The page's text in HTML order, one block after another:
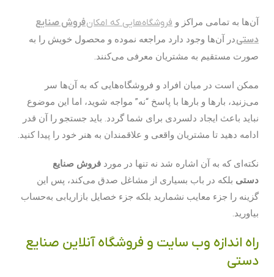
آن‌ها به تمامی مراکز و فروشگاه‌هایی که امکانفروش صنایع
دستیدر آن‌‌ها وجود دارد مراجعه نموده و محصول خویش را به
صورت مستقیم به مشتریان معرفی می‌کنند.
ممکن است در میان افراد و فروشگاه‌هایی که به آن‌ها سر
می‌زنید، بارها و بارها با پاسخ “نه” مواجه شوید، اما این موضوع
نباید باعث ایجاد دلسردی برای شما گردد. باید جستجو را آن قدر
ادامه دهید تا مشتریان واقعی و علاقمندان به هنر خود را پیدا کنید.
نکته‌ای که به آن اشاره شد نه تنها در مورد فروش صنایع
دستی بلکه در باب بسیاری از مشاغل صدق می‌کند، پس این
گزینه را جزء معایب نشمارید بلکه جزء خصایل بازاریابی به‌حساب
بیاورید.
راه اندازه وب سایت و فروشگاه آنلاین صنایع
دستی